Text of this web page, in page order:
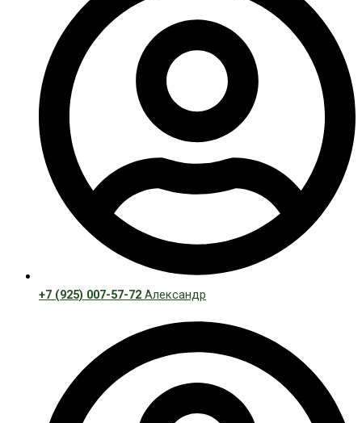
+7 (925) 007-57-72 Александр